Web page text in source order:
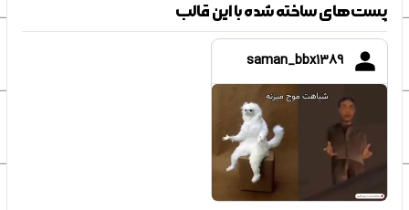
پست‌های ساخته شده با این قالب
saman_bbx1389